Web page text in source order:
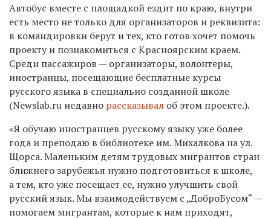
Автобус вместе с площадкой ездит по краю, внутри
есть место не только для организаторов и реквизита:
в командировки берут и тех, кто готов хочет помочь
проекту и познакомиться с Красноярским краем.
Среди пассажиров — организаторы, волонтеры,
иностранцы, посещающие бесплатные курсы
русского языка в специально созданной школе
(Newslab.ru недавно рассказывал об этом проекте.).
«Я обучаю иностранцев русскому языку уже более
года и преподаю в библиотеке им. Михалкова на ул.
Щорса. Маленьким детям трудовых мигрантов стран
ближнего зарубежья нужно подготовиться к школе,
а тем, кто уже посещает ее, нужно улучшить свой
русский язык. Мы взаимодействуем с „ДоброБусом“ —
помогаем мигрантам, которые к нам приходят,